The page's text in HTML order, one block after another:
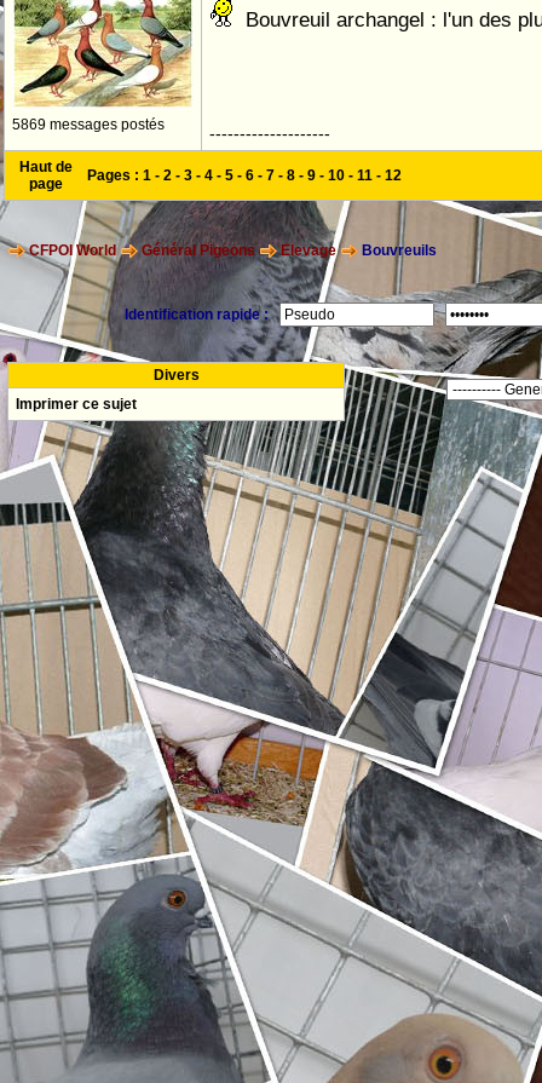
5869 messages postés
Bouvreuil archangel : l'un des
--------------------
Haut de
page
Pages : 1 - 2 - 3 - 4 - 5 - 6 - 7 - 8 - 9 - 10 - 11 - 12
CFPOI World Général Pigeons Elevage Bouvreuils
Identification rapide :
Divers
Imprimer ce sujet